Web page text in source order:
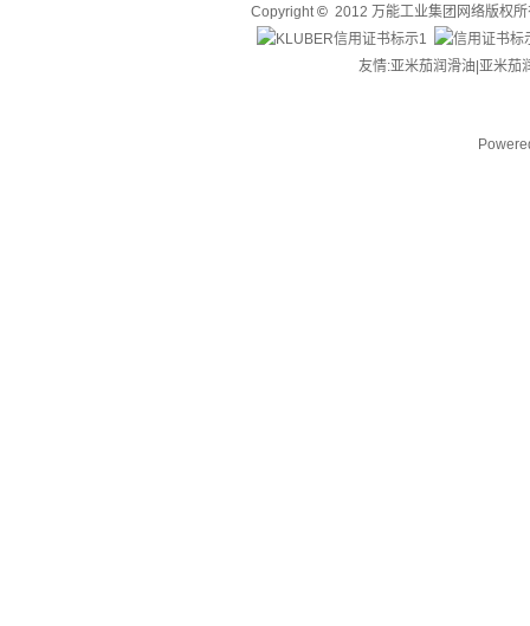
Copyright© 2012 万能工业集团网络版权
友情:亚米茄润滑油| 亚米茄